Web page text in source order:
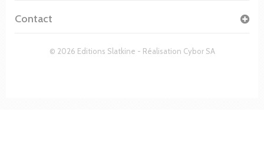
© 2026 Editions Slatkine - Réalisation Cybor SA
Contact